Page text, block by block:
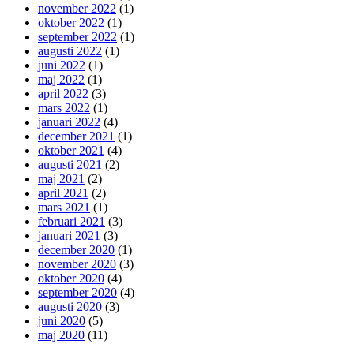
november 2022 (1)
oktober 2022 (1)
september 2022 (1)
augusti 2022 (1)
juni 2022 (1)
maj 2022 (1)
april 2022 (3)
mars 2022 (1)
januari 2022 (4)
december 2021 (1)
oktober 2021 (4)
augusti 2021 (2)
maj 2021 (2)
april 2021 (2)
mars 2021 (1)
februari 2021 (3)
januari 2021 (3)
december 2020 (1)
november 2020 (3)
oktober 2020 (4)
september 2020 (4)
augusti 2020 (3)
juni 2020 (5)
maj 2020 (11)